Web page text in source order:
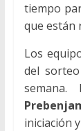
tiempo
que están
Los
del
iniciación